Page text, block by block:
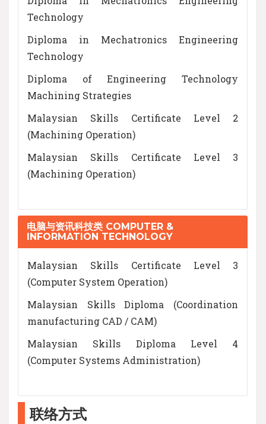
Technology
Diploma in Mechatronics Engineering
Technology
Diploma of Engineering Technology
Machining Strategies
Malaysian Skills Certificate Level 2
(Machining Operation)
Malaysian Skills Certificate Level 3
(Machining Operation)
电脑与资讯科技类 COMPUTER &
INFORMATION TECHNOLOGY
Malaysian Skills Certificate Level 3
(Computer System Operation)
Malaysian Skills Diploma (Coordination
manufacturing CAD / CAM)
Malaysian Skills Diploma Level 4
(Computer Systems Administration)
联络方式